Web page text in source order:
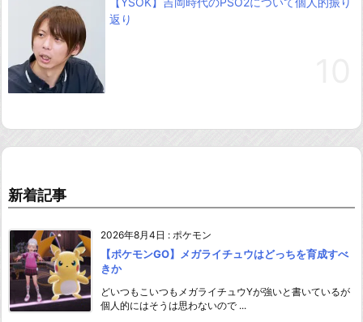
返り
新着記事
2026年8月4日 : ポケモン
【ポケモンGO】メガライチュウはどっちを育成すべ
きか
どいつもこいつもメガライチュウYが強いと書いているが
個人的にはそうは思わないので ...